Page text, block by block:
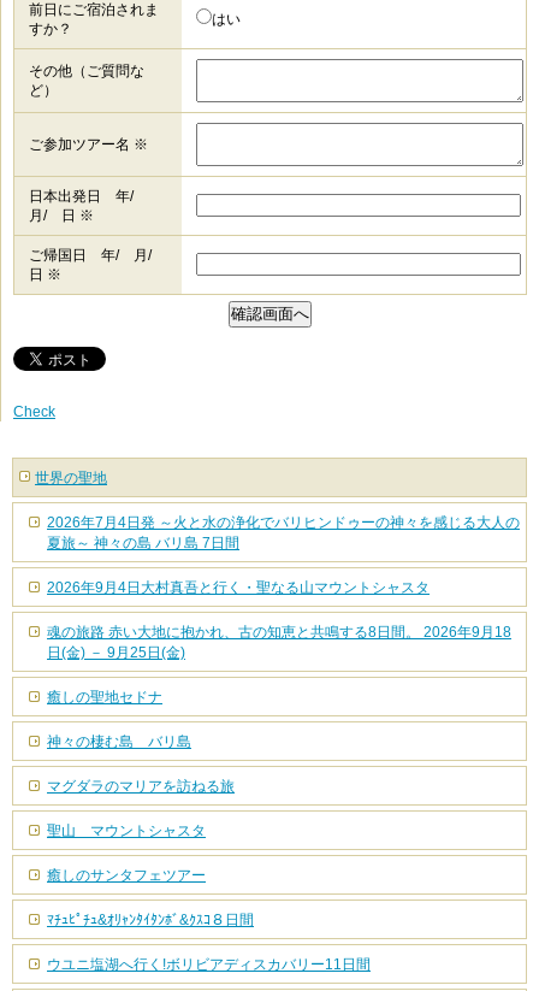
前日にご宿泊されま
すか？
はい
その他（ご質問な
ど）
ご参加ツアー名 ※
日本出発日 年/
月/ 日 ※
ご帰国日 年/ 月/
日 ※
Check
世界の聖地
2026年7月4日発 ～火と水の浄化でバリヒンドゥーの神々を感じる大人の
夏旅～ 神々の島 バリ島 7日間
2026年9月4日大村真吾と行く・聖なる山マウントシャスタ
魂の旅路 赤い大地に抱かれ、古の知恵と共鳴する8日間。 2026年9月18
日(金) － 9月25日(金)
癒しの聖地セドナ
神々の棲む島 バリ島
マグダラのマリアを訪ねる旅
聖山 マウントシャスタ
癒しのサンタフェツアー
ﾏﾁｭﾋﾟﾁｭ&ｵﾘｬﾝﾀｲﾀﾝﾎﾞ&ｸｽｺ８日間
ウユニ塩湖へ行く!ボリビアディスカバリー11日間